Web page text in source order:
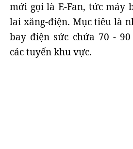
mới gọi là E-Fan, tức máy
lai xăng-điện. Mục tiêu là
bay điện sức chứa 70 -
các tuyến khu vực.